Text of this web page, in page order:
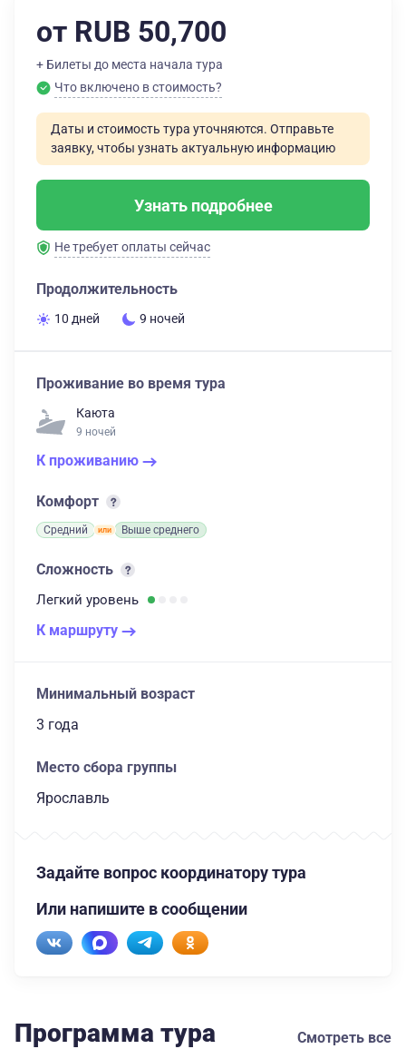
от RUB 50,700
+ Билеты до места начала тура
Что включено в стоимость?
Даты и стоимость тура уточняются. Отправьте
заявку, чтобы узнать актуальную информацию
Узнать подробнее
Не требует оплаты сейчас
Продолжительность
10 дней 9 ночей
Проживание во время тура
Каюта
9 ночей
К проживанию
Комфорт
Средний Выше среднего
Сложность
Легкий уровень
К маршруту
Минимальный возраст
3 года
Место сбора группы
Ярославль
Задайте вопрос координатору тура
Или напишите в сообщении
Программа тура Смотреть все